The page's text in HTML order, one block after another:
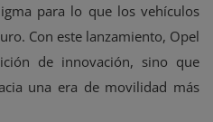
para lo que los vehículos
Con este lanzamiento, Opel
de innovación, sino que
una era de movilidad más